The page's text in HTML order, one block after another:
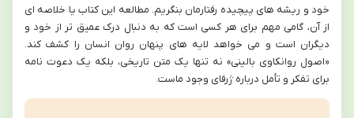
خود و ریشه های پیچیده رفتارمان بنگریم. مطالعه این کتاب یا خلاصه ای
از آن، گامی مهم برای هر کسی است که به دنبال درک عمیق تر از خود و
دیگران است و می خواهد لایه های پنهان روان انسان را کشف کند.
«اصول روانکاوی بالینی» نه تنها یک متن تاریخی، بلکه یک دعوت نامه
برای تفکر و تأمل درباره ژرفای وجود ماست.